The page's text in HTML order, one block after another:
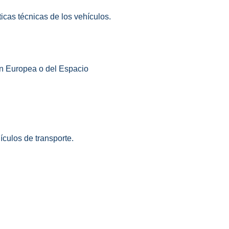
técnicas de los vehículos.
Europea o del Espacio
de transporte.